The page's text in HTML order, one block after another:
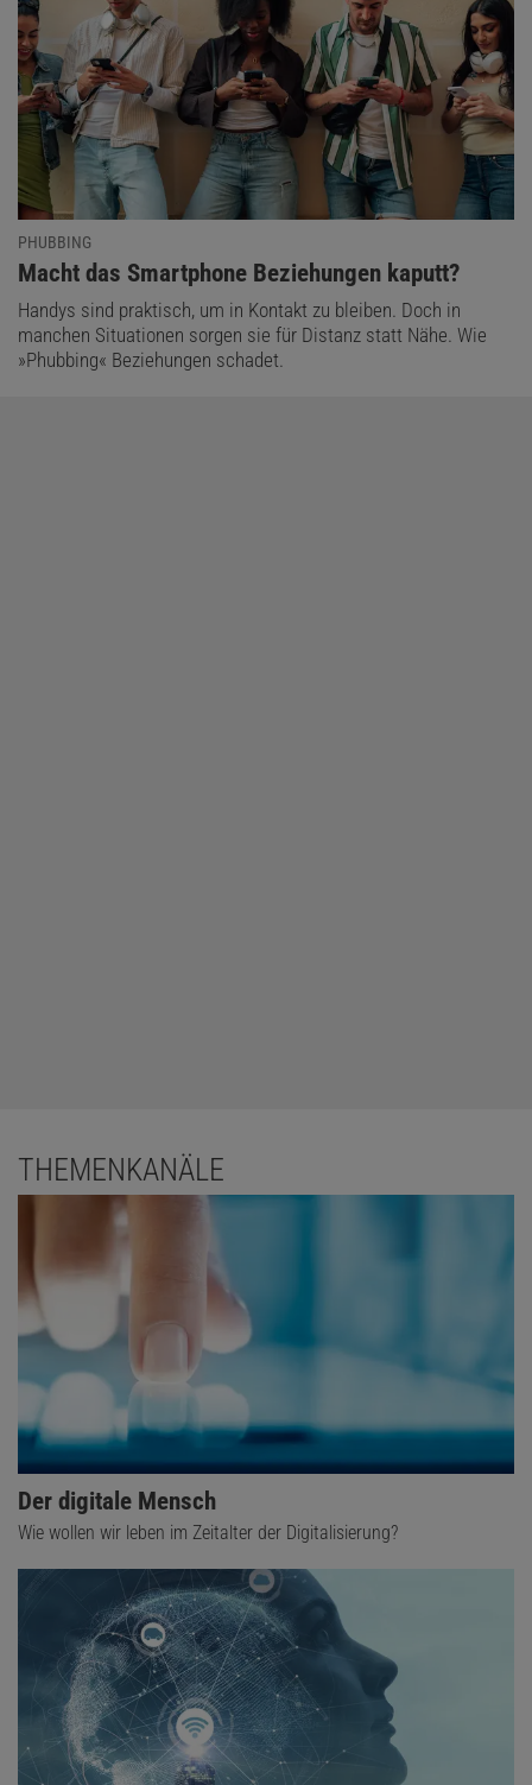
PHUBBING
:
Macht das Smartphone Beziehungen kaputt?
Handys sind praktisch, um in Kontakt zu bleiben. Doch in
manchen Situationen sorgen sie für Distanz statt Nähe. Wie
»Phubbing« Beziehungen schadet.
THEMENKANÄLE
Der digitale Mensch
Wie wollen wir leben im Zeitalter der Digitalisierung?